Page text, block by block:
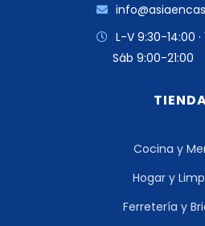
L-V 9:30-14:00 ·
Sáb 9:00-21:00
Cocina y
Hogar y
Ferretería y